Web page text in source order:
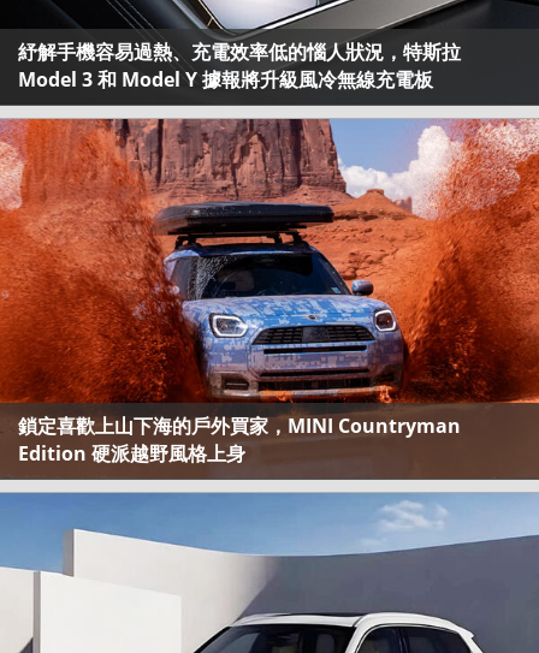
紓解手機容易過熱、充電效率低的惱人狀況，特斯拉
Model 3 和 Model Y 據報將升級風冷無線充電板
鎖定喜歡上山下海的戶外買家，MINI Countryman
Edition 硬派越野風格上身